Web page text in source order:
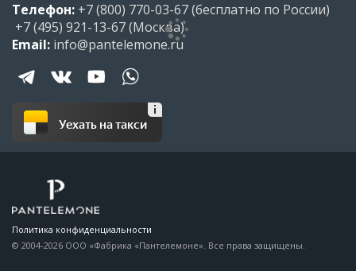
Телефон: +7 (800) 770-03-67(бесплатно по России)
+7 (495) 921-13-67(Москва)
Email: info@pantelemone.ru
Уехать на такси
Политика конфиденциальности
© 2004-2026 ООО «Фабрика «Пантелемоне». Все права защищены.